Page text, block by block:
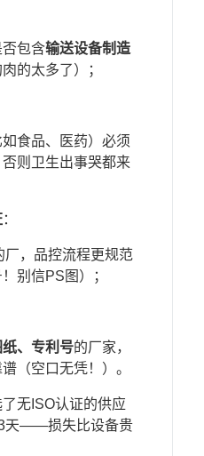
包含​​输送设备制造​
的太多了）；
食品、医药）必须
否则卫生出事哭都来
​：
厂，品控流程更规范
别信PS图）；
、专利号​​的厂家，
（空口无凭！）。
无ISO认证的供应
天——损失比设备贵